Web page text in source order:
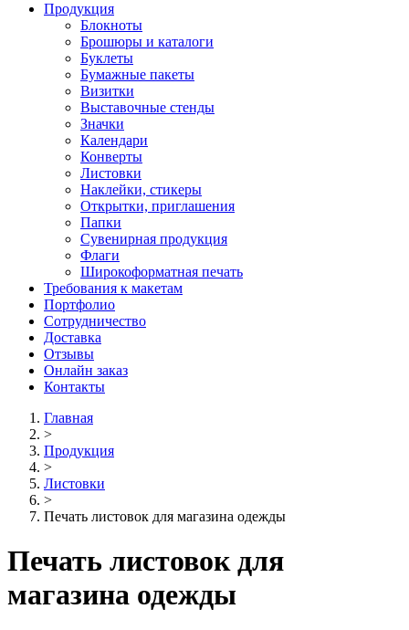
Продукция
Блокноты
Брошюры и каталоги
Буклеты
Бумажные пакеты
Визитки
Выставочные стенды
Значки
Календари
Конверты
Листовки
Наклейки, стикеры
Открытки, приглашения
Папки
Сувенирная продукция
Флаги
Широкоформатная печать
Требования к макетам
Портфолио
Сотрудничество
Доставка
Отзывы
Онлайн заказ
Контакты
Главная
>
Продукция
>
Листовки
>
Печать листовок для магазина одежды
Печать листовок для
магазина одежды